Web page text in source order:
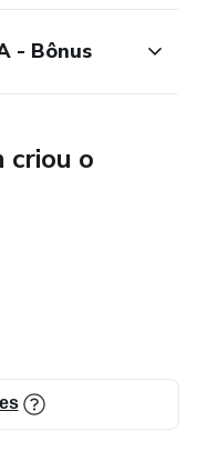
- Bônus
criou o